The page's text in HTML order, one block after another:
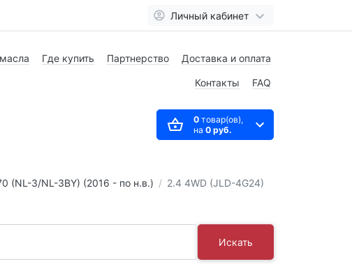
Личный кабинет
Где купить Партнерство Доставка и оплата
Контакты FAQ
0товар(ов),
на 0 руб.
(NL-3/NL-3BY) (2016 - по н.в.) 2.4 4WD (JLD-4G24)
Искать